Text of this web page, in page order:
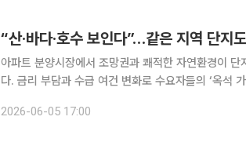
“산·바다·호수 보인다”…같은 지역 단지
아파트 분양시장에서 조망권과 쾌적한 자연환경이
다. 금리 부담과 수급 여건 변화로 수요자들의 ‘옥석
면 경북 구미시 ‘구미 아이파크 더샵’ 전용면적 84㎡
2026-06-05 17:00